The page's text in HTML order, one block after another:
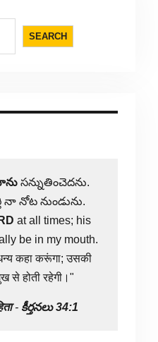
SEARCH
సన్నుతించెదను.
నోట నుండును.
at all times; his
be in my mouth.
कहा करूंगा; उसकी
से होती रहेगी।"
- కీర్తనలు 34:1